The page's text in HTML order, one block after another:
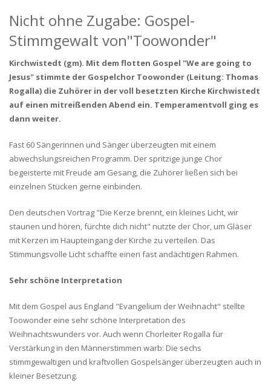
Nicht ohne Zugabe: Gospel-
Stimmgewalt von"Toowonder"
Kirchwistedt (gm). Mit dem flotten Gospel "We are going to
Jesus" stimmte der Gospelchor Toowonder (Leitung: Thomas
Rogalla) die Zuhörer in der voll besetzten Kirche Kirchwistedt
auf einen mitreißenden Abend ein. Temperamentvoll ging es
dann weiter.
Fast 60 Sängerinnen und Sänger überzeugten mit einem
abwechslungsreichen Programm. Der spritzige junge Chor
begeisterte mit Freude am Gesang, die Zuhörer ließen sich bei
einzelnen Stücken gerne einbinden.
Den deutschen Vortrag "Die Kerze brennt, ein kleines Licht, wir
staunen und hören, fürchte dich nicht" nutzte der Chor, um Gläser
mit Kerzen im Haupteingang der Kirche zu verteilen. Das
Stimmungsvolle Licht schaffte einen fast andächtigen Rahmen.
Sehr schöne Interpretation
Mit dem Gospel aus England "Evangelium der Weihnacht" stellte
Toowonder eine sehr schöne Interpretation des
Weihnachtswunders vor. Auch wenn Chorleiter Rogalla für
Verstärkung in den Männerstimmen warb: Die sechs
stimmgewaltigen und kraftvollen Gospelsänger überzeugten auch in
kleiner Besetzung.